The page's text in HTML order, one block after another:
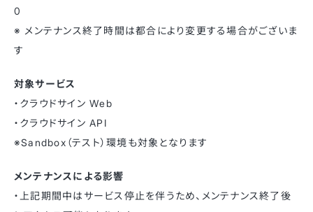
0
※ メンテナンス終了時間は都合により変更する場合がございま
す
対象サービス
・クラウドサイン Web
・クラウドサイン API
※Sandbox（テスト）環境も対象となります
メンテナンスによる影響
・上記期間中はサービス停止を伴うため、メンテナンス終了後